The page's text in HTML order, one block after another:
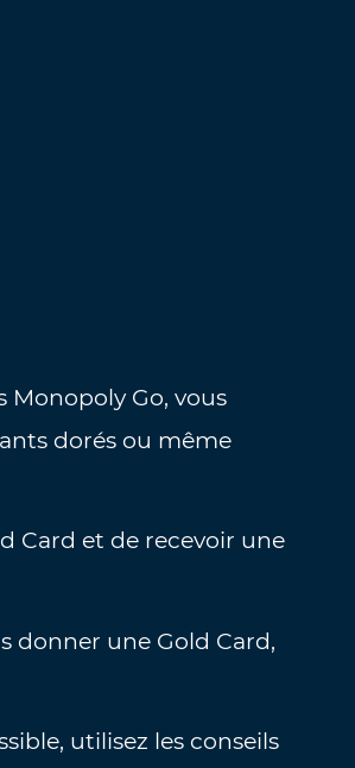
Monopoly Go, vous
dorés ou même
Card et de recevoir une
donner une Gold Card,
utilisez les conseils